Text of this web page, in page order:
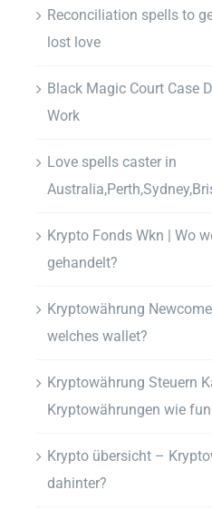
Reconciliation spells to
lost love
Black Magic Court Case
Work
Love spells caster in
Krypto Fonds Wkn | Wo
gehandelt?
Kryptowährung
welches wallet?
Kryptowährung Steuern
Kryptowährungen wie
Krypto übersicht –
dahinter?